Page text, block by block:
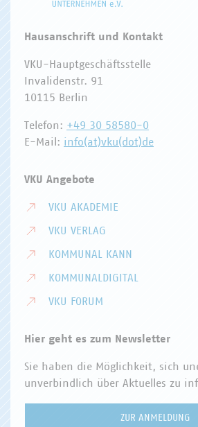
Hausanschrift und Kontakt
VKU-Hauptgeschäftsstelle
Invalidenstr. 91
10115 Berlin
Telefon: +49 30 58580-0
E-Mail: info(at)vku(dot)de
VKU Angebote
VKU AKADEMIE
VKU VERLAG
KOMMUNAL KANN
KOMMUNALDIGITAL
VKU FORUM
Hier geht es zum Newsletter
Sie haben die Möglichkeit, sich
unverbindlich über Aktuelles zu
ZUR ANMELDUNG